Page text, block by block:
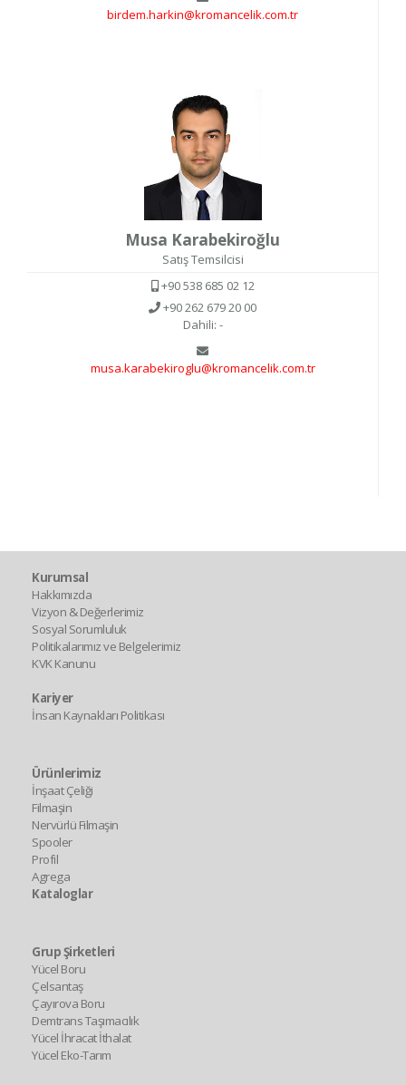
birdem.harkin@kromancelik.com.tr
Musa Karabekiroğlu
Satış Temsilcisi
+90 538 685 02 12
+90 262 679 20 00
Dahili: -
musa.karabekiroglu@kromancelik.com.tr
Kurumsal
Hakkımızda
Vizyon & Değerlerimiz
Sosyal Sorumluluk
Politikalarımız ve Belgelerimiz
KVK Kanunu
Kariyer
İnsan Kaynakları Politikası
Ürünlerimiz
İnşaat Çeliği
Filmaşin
Nervürlü Filmaşin
Spooler
Profil
Agrega
Kataloglar
Grup Şirketleri
Yücel Boru
Çelsantaş
Çayırova Boru
Demtrans Taşımacılık
Yücel İhracat İthalat
Yücel Eko-Tarım